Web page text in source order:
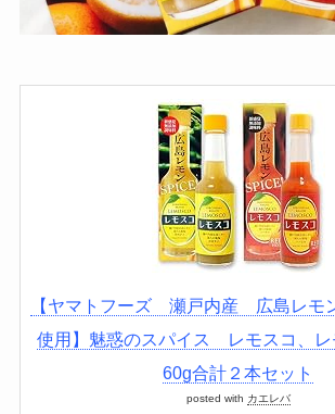
【ヤマトフーズ 瀬戸内産 広島レモ
使用】魅惑のスパイス レモスコ、
60g合計２本セット
posted with カエレバ